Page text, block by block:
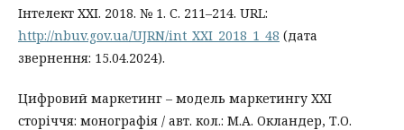
Інтелект ХХІ. 2018. № 1. С. 211–214. URL:
http://nbuv.gov.ua/UJRN/int_XXI_2018_1_48 (дата
звернення: 15.04.2024).
Цифровий маркетинг – модель маркетингу ХХІ
сторіччя: монографія / авт. кол.: М.А. Окландер, Т.О.